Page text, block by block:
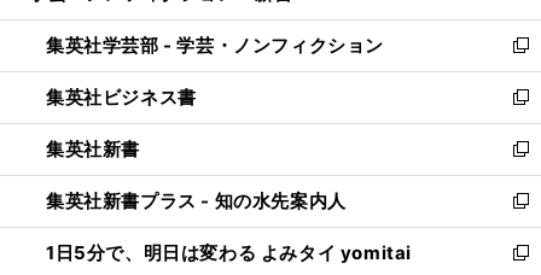
開
く
ウ
で
開
く
ン
ド
ウ
で
開
く
ウ
ィ
ン
ド
ウ
で
開
く
集英社学芸部 - 学芸・ノンフィクション
新
し
い
ウ
ィ
ン
ド
ウ
で
集英社ビジネス書
新
し
い
ウ
ィ
ン
ド
集英社新書
新
し
い
ウ
ィ
集英社新書プラス - 知の水先案内人
新
し
い
1日5分で、明日は変わる よみタイ yomitai
新